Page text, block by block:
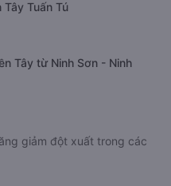
Tuấn Tú
Tây từ Ninh Sơn - Ninh
giảm đột xuất trong các